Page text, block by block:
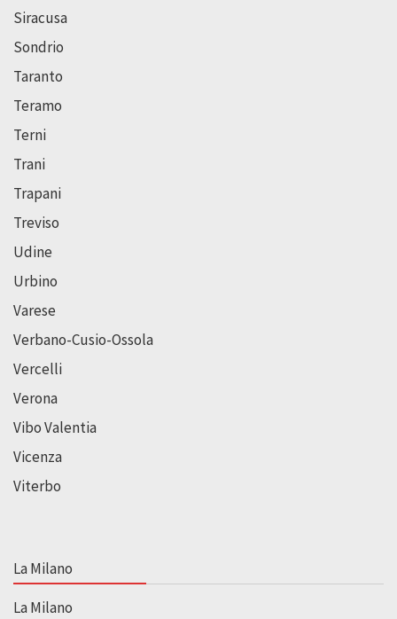
Siracusa
Sondrio
Taranto
Teramo
Terni
Trani
Trapani
Treviso
Udine
Urbino
Varese
Verbano-Cusio-Ossola
Vercelli
Verona
Vibo Valentia
Vicenza
Viterbo
La Milano
La Milano